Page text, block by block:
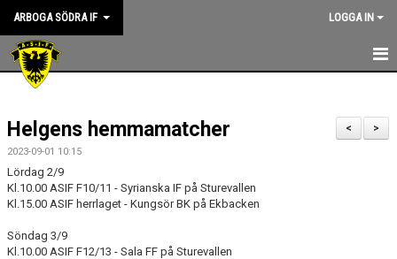
ARBOGA SÖDRA IF LOGGA IN
HEM
KANSLIET
NYHETER
OM KLUBBEN
ASIF RIKTLINJER
>
<
Helgens hemmamatcher
2023-09-01 10:15
Lördag 2/9
Kl.10.00 ASIF F10/11 - Syrianska IF på Sturevallen
Kl.15.00 ASIF herrlaget - Kungsör BK på Ekbacken
Söndag 3/9
Kl.10.00 ASIF F12/13 - Sala FF på Sturevallen